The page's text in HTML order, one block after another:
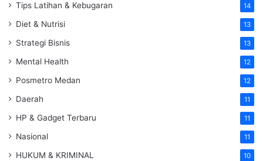
Tips Latihan & Kebugaran 14
Diet & Nutrisi 13
Strategi Bisnis 13
Mental Health 12
Posmetro Medan 12
Daerah 11
HP & Gadget Terbaru 11
Nasional 11
HUKUM & KRIMINAL 10